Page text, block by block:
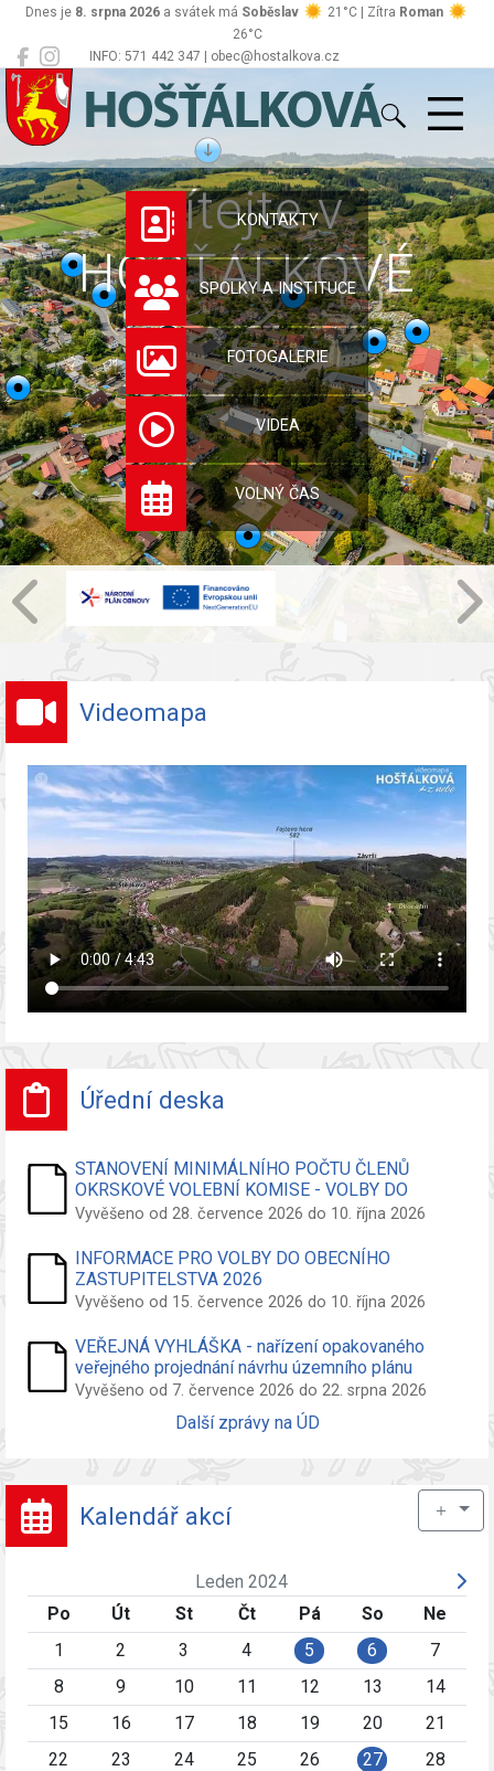
INFO: 571 442 347 | obec@hostalkova.cz
Dnes je 8. srpna 2026 a svátek má Soběslav 21°C | Zítra Roman
26°C
Hošťálková
Vítejte v
HOŠŤÁLKOVÉ
KONTAKTY
SPOLKY A INSTITUCE
FOTOGALERIE
VIDEA
VOLNÝ ČAS
Videomapa
Úřední deska
STANOVENÍ MINIMÁLNÍHO POČTU ČLENŮ
OKRSKOVÉ VOLEBNÍ KOMISE - VOLBY DO
ZASTUPITELSTVA OBCE
Vyvěšeno od 28. července 2026 do 10. října 2026
INFORMACE PRO VOLBY DO OBECNÍHO
ZASTUPITELSTVA 2026
Vyvěšeno od 15. července 2026 do 10. října 2026
VEŘEJNÁ VYHLÁŠKA - nařízení opakovaného
veřejného projednání návrhu územního plánu
Vyvěšeno od 7. července 2026 do 22. srpna 2026
Další zprávy na ÚD
Kalendář akcí ＋
Leden 2024
Po
Út St Čt Pá So
Ne
1
2 3 4 5 6
7
8
9 10 11 12 13
14
15
16 17 18 19 20
21
22
23 24 25 26 27
28